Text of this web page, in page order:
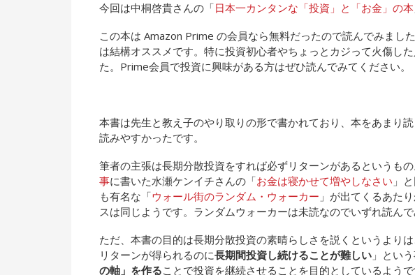
今回は中桐啓貴さんの「日本一カンタンな「投資」と「お金」の本
この本は Amazon Prime の会員なら無料だったので読んでみまし
は結構オススメです。特に投資初心者やちょっとカジって火傷し
た。Prime会員で投資に興味がある方はぜひ読んでみてください。
本書は先生と教え子のやり取りの形で書かれており、本をあまり
読みやすかったです。
筆者の主張は長期分散投資をすれば必ずリターンがあるというも
事に書いた水瀬ケンイチさんの「お金は寝かせて増やしなさい 」
も有名な「ウォール街のランダム・ウォーカー 」が出てくるあた
スは同じようです。ランダムウォーカーは未読なのでいずれ読んで
ただ、本書の目的は長期分散投資の素晴らしさを説くというより
リターンが得られるのに長期間投資し続けることが難しい 」とい
の軸」を作ることで投資を継続させることを目的としているようで